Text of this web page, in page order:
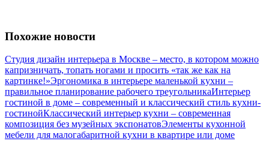
Похожие новости
Студия дизайн интерьера в Москве – место, в котором можно
капризничать, топать ногами и просить «так же как на
картинке!»Эргономика в интерьере маленькой кухни –
правильное планирование рабочего треугольникаИнтерьер
гостиной в доме – современный и классический стиль кухни-
гостинойКлассический интерьер кухни – современная
композиция без музейных экспонатовЭлементы кухонной
мебели для малогабаритной кухни в квартире или доме